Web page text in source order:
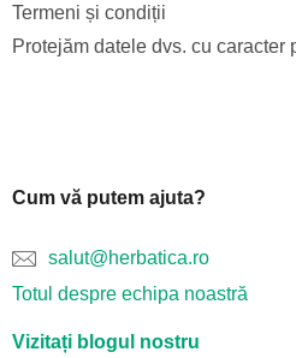
Termeni și condiții
Protejăm datele dvs. cu caracter
Cum vă putem ajuta?
salut@herbatica.ro
Totul despre echipa noastră
Vizitați blogul nostru